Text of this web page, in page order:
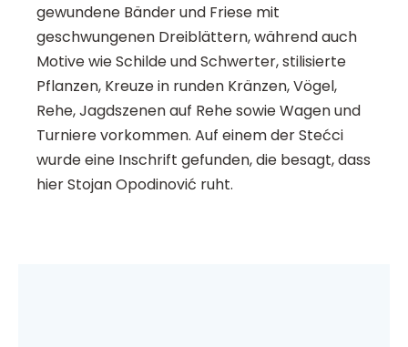
gewundene Bänder und Friese mit
geschwungenen Dreiblättern, während auch
Motive wie Schilde und Schwerter, stilisierte
Pflanzen, Kreuze in runden Kränzen, Vögel,
Rehe, Jagdszenen auf Rehe sowie Wagen und
Turniere vorkommen. Auf einem der Stećci
wurde eine Inschrift gefunden, die besagt, dass
hier Stojan Opodinović ruht.